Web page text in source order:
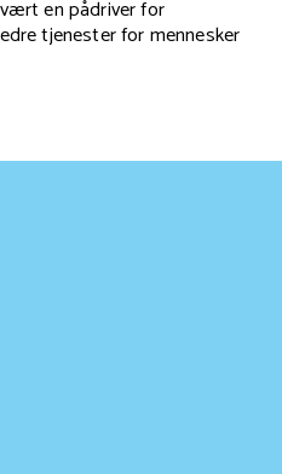
en pådriver for
tjenester for mennesker